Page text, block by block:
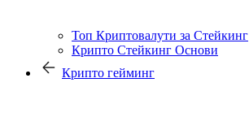
Топ Криптовалути за Стейкинг
Крипто Стейкинг Основи
Крипто гейминг